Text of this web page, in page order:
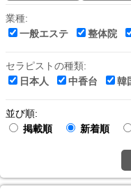
業種:
一般エステ
整体院
セラピストの種類:
日本人
中香台 韓
並び順:
掲載順
新着順